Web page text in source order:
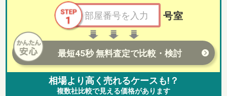
号室
最短45秒 無料査定で比較・検討
相場より高く売れるケースも!？
複数社比較で見える価格があります